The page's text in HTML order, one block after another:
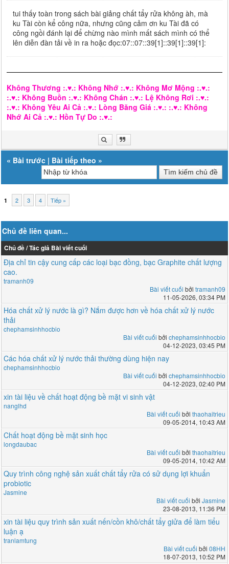
tui thấy toàn trong sách bài giảng chất tẩy rửa không àh, mà
ku Tài còn kể công nữa, nhưng cũng cảm ơn ku Tài đã có
công ngồi đánh lại để chừng nào mình mất sách mình có thể
lên diễn đàn tải về in ra hoặc đọc:07::07::39[1]::39[1]::39[1]:
Không Thương :.♥.: Không Nhớ :.♥.: Không Mơ Mộng :.♥.:
:.♥.: Không Buồn :.♥.: Không Chán :.♥.: Lệ Không Rơi :.♥.:
:.♥.: Không Yêu Ai Cả :.♥.: Lòng Băng Giá :.♥.: :.♥.: Không
Nhớ Ai Cả :.♥.: Hồn Tự Do :.♥.:
« Bài trước | Bài tiếp theo »
1 2 3 4 Tiếp »
Chủ đề liên quan...
Chủ đề / Tác giả Bài viết cuối
Địa chỉ tin cậy cung cấp các loại bạc đồng, bạc Graphite chất lượng
cao.
tramanh09
Bài viết cuối bởi tramanh09
11-05-2026, 03:34 PM
Hóa chất xử lý nước là gì? Nắm được hơn về hóa chất xử lý nước
thải
chephamsinhhocbio
Bài viết cuối bởi chephamsinhhocbio
04-12-2023, 03:45 PM
Các hóa chất xử lý nước thải thường dùng hiện nay
chephamsinhhocbio
Bài viết cuối bởi chephamsinhhocbio
04-12-2023, 02:40 PM
xin tài liệu về chất hoạt động bề mặt vi sinh vật
nanglhd
Bài viết cuối bởi thaohaitrieu
09-05-2014, 10:43 AM
Chất hoạt động bề mặt sinh học
longdaubac
Bài viết cuối bởi thaohaitrieu
09-05-2014, 10:42 AM
Quy trình công nghệ sản xuất chất tẩy rửa có sử dụng lợi khuẩn
probiotic
Jasmine
Bài viết cuối bởi Jasmine
23-08-2013, 11:36 PM
xin tài liệu quy trình sản xuất nến/cồn khô/chất tẩy giửa để làm tiểu
luận ạ
tranlamtung
Bài viết cuối bởi 08HH
18-07-2013, 10:52 PM